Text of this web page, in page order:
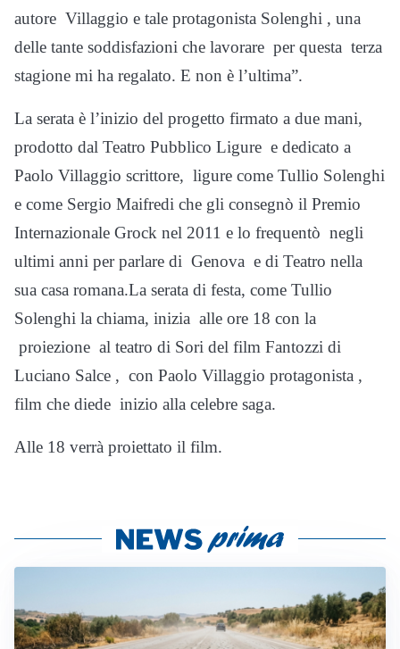
autore Villaggio e tale protagonista Solenghi , una
delle tante soddisfazioni che lavorare per questa terza
stagione mi ha regalato. E non è l’ultima”.
La serata è l’inizio del progetto firmato a due mani,
prodotto dal Teatro Pubblico Ligure e dedicato a
Paolo Villaggio scrittore, ligure come Tullio Solenghi
e come Sergio Maifredi che gli consegnò il Premio
Internazionale Grock nel 2011 e lo frequentò negli
ultimi anni per parlare di Genova e di Teatro nella
sua casa romana.La serata di festa, come Tullio
Solenghi la chiama, inizia alle ore 18 con la
proiezione al teatro di Sori del film Fantozzi di
Luciano Salce , con Paolo Villaggio protagonista ,
film che diede inizio alla celebre saga.
Alle 18 verrà proiettato il film.